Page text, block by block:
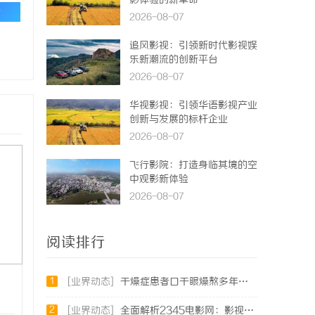
2026-08-07
追风影视：引领新时代影视娱
乐新潮流的创新平台
2026-08-07
华视影视：引领华语影视产业
创新与发展的标杆企业
2026-08-07
飞行影院：打造身临其境的空
中观影新体验
2026-08-07
阅读排行
1 [业界动态] 干燥症患者口干眼燥熬多年，一个周期缓过来？老中医：一张辨证方对症，身体找回津液
2 [业界动态] 全面解析2345电影网：影视资源的海量宝库与观影新体验